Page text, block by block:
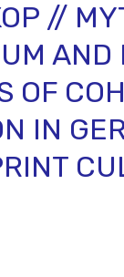
//
AND
OF
IN